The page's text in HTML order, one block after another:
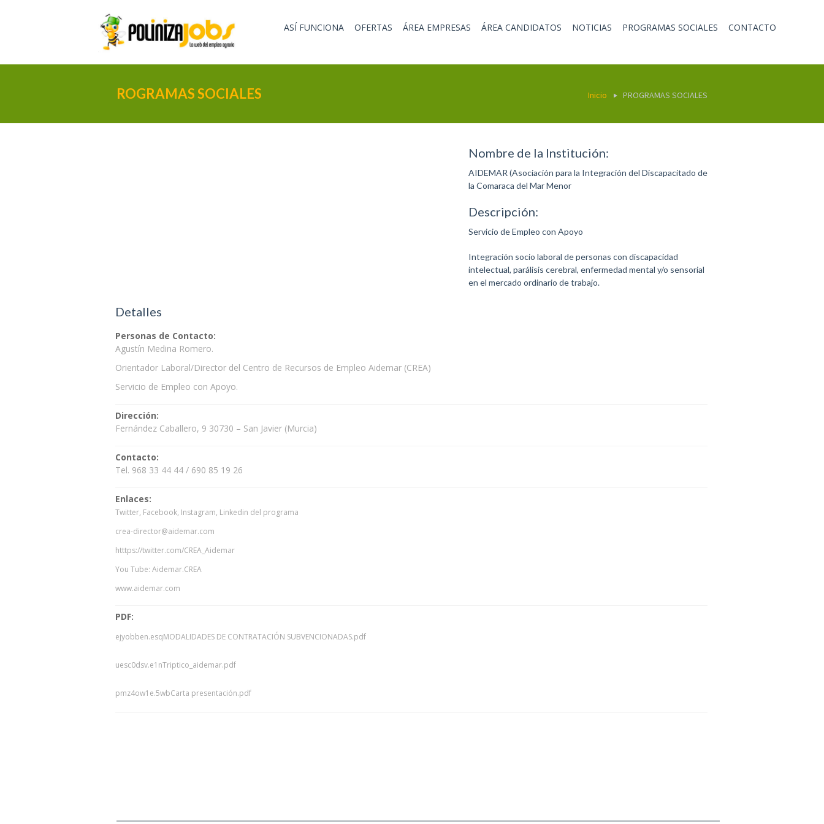
ASÍ FUNCIONA OFERTAS ÁREA EMPRESAS ÁREA CANDIDATOS NOTICIAS PROGRAMAS SOCIALES CONTACTO
ROGRAMAS SOCIALES Inicio PROGRAMAS SOCIALES
Nombre de la Institución:
AIDEMAR (Asociación para la Integración del Discapacitado de
la Comaraca del Mar Menor
Descripción:
Servicio de Empleo con Apoyo
Integración socio laboral de personas con discapacidad
intelectual, parálisis cerebral, enfermedad mental y/o sensorial
en el mercado ordinario de trabajo.
Detalles
Personas de Contacto:
Agustín Medina Romero.
Orientador Laboral/Director del Centro de Recursos de Empleo Aidemar (CREA)
Servicio de Empleo con Apoyo.
Dirección:
Fernández Caballero, 9 30730 – San Javier (Murcia)
Contacto:
Tel. 968 33 44 44 / 690 85 19 26
Enlaces:
Twitter, Facebook, Instagram, Linkedin del programa
crea-director@aidemar.com
htttps://twitter.com/CREA_Aidemar
You Tube: Aidemar.CREA
www.aidemar.com
PDF:
ejyobben.esqMODALIDADES DE CONTRATACIÓN SUBVENCIONADAS.pdf
uesc0dsv.e1nTriptico_aidemar.pdf
pmz4ow1e.5wbCarta presentación.pdf